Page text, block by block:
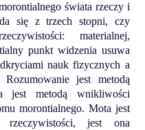
świata rzeczy i
się z trzech stopni, czy
materialnej,
punkt widzenia usuwa
nauk fizycznych a
jest metodą
jest metodą wnikliwości
morontialnego. Mota jest
rzeczywistości, jest ona